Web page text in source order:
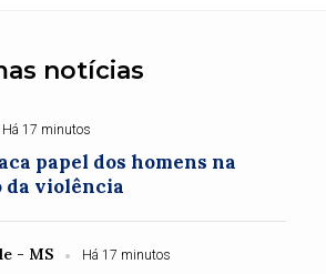
notícias
Há 17 minutos
papel dos homens na
da violência
- MS Há 17 minutos